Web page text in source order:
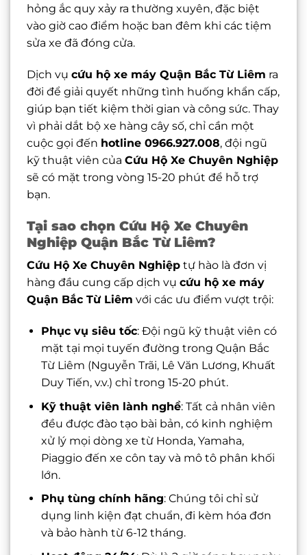
hỏng ắc quy xảy ra thường xuyên, đặc biệt
vào giờ cao điểm hoặc ban đêm khi các tiệm
sửa xe đã đóng cửa.
Dịch vụ cứu hộ xe máy Quận Bắc Từ Liêm ra
đời để giải quyết những tình huống khẩn cấp,
giúp bạn tiết kiệm thời gian và công sức. Thay
vì phải dắt bộ xe hàng cây số, chỉ cần một
cuộc gọi đến hotline 0966.927.008, đội ngũ
kỹ thuật viên của Cứu Hộ Xe Chuyên Nghiệp
sẽ có mặt trong vòng 15-20 phút để hỗ trợ
bạn.
Tại sao chọn Cứu Hộ Xe Chuyên
Nghiệp Quận Bắc Từ Liêm?
Cứu Hộ Xe Chuyên Nghiệp tự hào là đơn vị
hàng đầu cung cấp dịch vụ cứu hộ xe máy
Quận Bắc Từ Liêm với các ưu điểm vượt trội:
Phục vụ siêu tốc: Đội ngũ kỹ thuật viên có
mặt tại mọi tuyến đường trong Quận Bắc
Từ Liêm (Nguyễn Trãi, Lê Văn Lương, Khuất
Duy Tiến, v.v.) chỉ trong 15-20 phút.
Kỹ thuật viên lành nghề: Tất cả nhân viên
đều được đào tạo bài bản, có kinh nghiệm
xử lý mọi dòng xe từ Honda, Yamaha,
Piaggio đến xe côn tay và mô tô phân khối
lớn.
Phụ tùng chính hãng: Chúng tôi chỉ sử
dụng linh kiện đạt chuẩn, đi kèm hóa đơn
và bảo hành từ 6-12 tháng.